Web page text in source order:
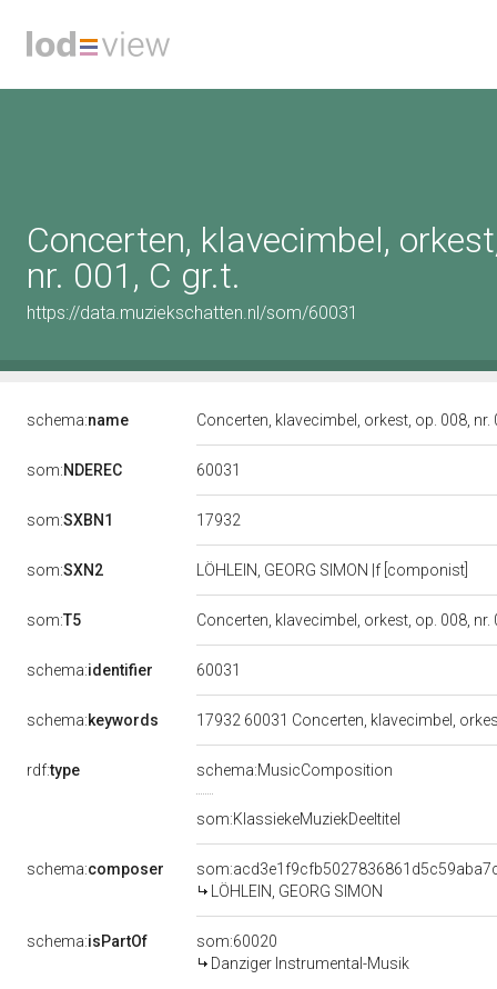
Concerten, klavecimbel,
nr. 001, C gr.t.
https://data.muziekschatten.nl/som/60031
schema:name Concerten, klavecimbel, orkest, op. 008, nr.
som:NDEREC 60031
som:SXBN1 17932
som:SXN2 LÖHLEIN, GEORG SIMON |f [componist]
som:T5 Concerten, klavecimbel, orkest, op. 008, nr.
schema:identifier 60031
schema:keywords 17932 60031 Concerten, klavecimbel,
rdf:type schema:MusicComposition
som:KlassiekeMuziekDeeltitel
schema:composer
LÖHLEIN, GEORG SIMON
schema:isPartOf
som:60020
Danziger Instrumental-Musik